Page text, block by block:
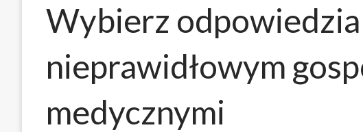
Wybierz
nieprawidłowym
medycznymi